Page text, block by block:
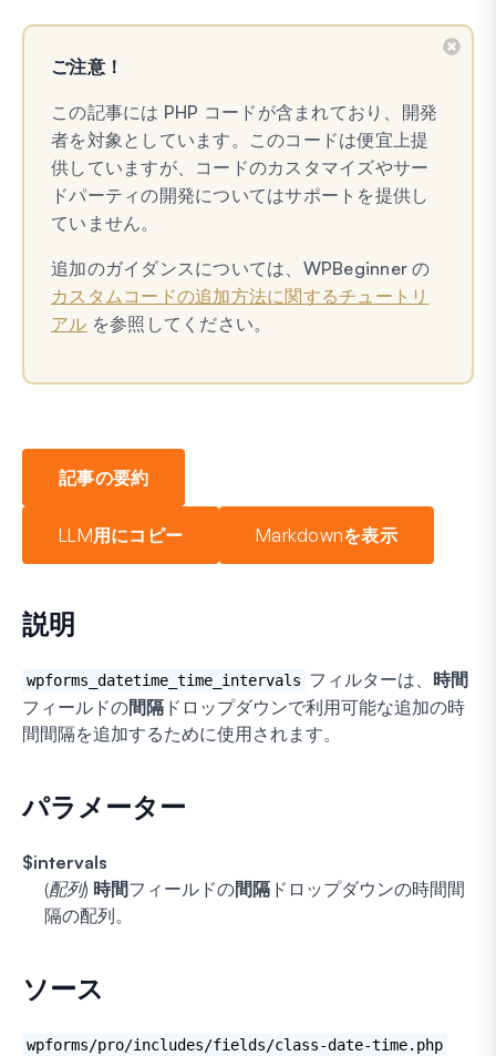
ご注意！
この記事には PHP コードが含まれており、開発
者を対象としています。このコードは便宜上提
供していますが、コードのカスタマイズやサー
ドパーティの開発についてはサポートを提供し
ていません。
追加のガイダンスについては、WPBeginner の
カスタムコードの追加方法に関するチュートリ
アル を参照してください。
記事の要約
LLM用にコピー Markdownを表示
説明
wpforms_datetime_time_intervals フィルターは、 時間
フィールドの間隔 ドロップダウンで利用可能な追加の時
間間隔を追加するために使用されます。
パラメーター
$intervals
(配列) 時間フィールドの間隔 ドロップダウンの時間間
隔の配列。
ソース
wpforms/pro/includes/fields/class-date-time.php